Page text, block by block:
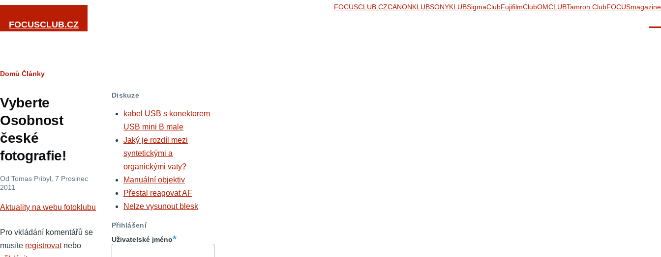
Přejít k hlavnímu obsahu
FOCUSCLUB.CZ
FOCUSCLUB.CZCANONKLUBSONYKLUBSigmaClubFujifilmClubOMCLUBTamron ClubFOCUSmagazine
Drobečková
Domů Články
Vyberte
Osobnost
české
fotografie!
Od Tomas Pribyl , 7 Prosinec
2011
Aktuality na webu fotoklubu
Pro vkládání komentářů se
musíte registrovatnebo
Diskuze
kabel USB s konektorem
USB mini B male
Jaký je rozdíl mezi
syntetickými a
organickými vaty?
Manuální objektiv
Přestal reagovat AF
Nelze vysunout blesk
Přihlášení
Uživatelské jméno